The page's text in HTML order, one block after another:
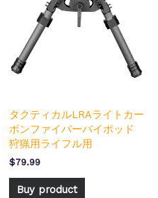
タクティカルLRAライトカー
ボンファイバーバイポッド
狩猟用ライフル用
$79.99
Buy product